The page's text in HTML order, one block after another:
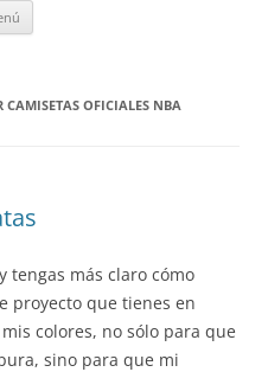
CAMISETAS OFICIALES NBA
tengas más claro cómo
proyecto que tienes en
colores, no sólo para que
sino para que mi